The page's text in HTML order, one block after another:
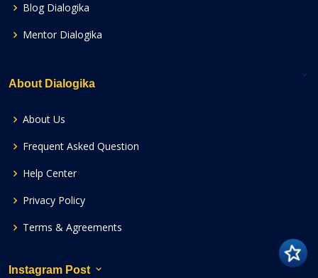
Blog Dialogika
Mentor Dialogika
About Dialogika
About Us
Frequent Asked Question
Help Center
Privacy Policy
Terms & Agreements
Instagram Post